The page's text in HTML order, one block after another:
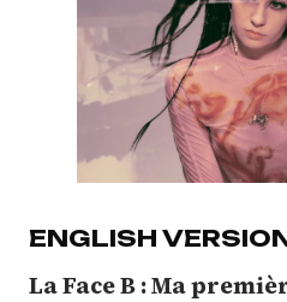
ENGLISH
La Face B : Ma